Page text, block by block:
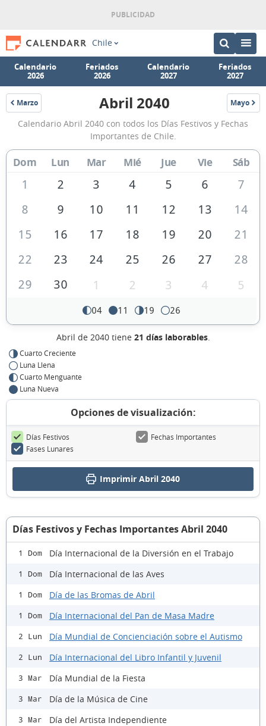
Chile
Calendario
2026
Feriados
2026
Calendario
2027
Feriados
2027
Marzo
2040
Calendario
Abril
2040
de
Chile
Abril 2040 Mayo
2040
Calendario Abril 2040 con todos los Días Festivos y Fechas
Importantes de Chile.
Dom Lun Mar Mié Jue Vie Sáb
1 2 3 4 5 6
7
8
9 10 11 12 13
14
15
16 17 18 19 20
21
22
23 24 25 26 27
28
29
30 1 2 3 4 5
04 11 19 26
Abril de 2040 tiene 21 días laborables.
Cuarto Creciente
Luna Llena
Cuarto Menguante
Luna Nueva
Opciones de visualización:
Días Festivos
Fechas Importantes
Fases Lunares
Imprimir Abril 2040
Días Festivos y Fechas Importantes Abril 2040
1 Dom Día Internacional de la Diversión en el Trabajo
1 Dom Día Internacional de las Aves
1 Dom Día de las Bromas de Abril
1 Dom Día Internacional del Pan de Masa Madre
2 Lun Día Mundial de Concienciación sobre el Autismo
2 Lun Día Internacional del Libro Infantil y Juvenil
3 Mar Día Mundial de la Fiesta
3 Mar Día de la Música de Cine
3 Mar Día del Artista Independiente